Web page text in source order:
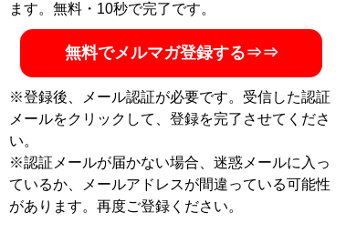
ます。無料・10秒で完了です。
無料でメルマガ登録する⇒⇒
※登録後、メール認証が必要です。受信した認証
メールをクリックして、登録を完了させてくださ
い。
※認証メールが届かない場合、迷惑メールに入っ
ているか、メールアドレスが間違っている可能性
があります。再度ご登録ください。